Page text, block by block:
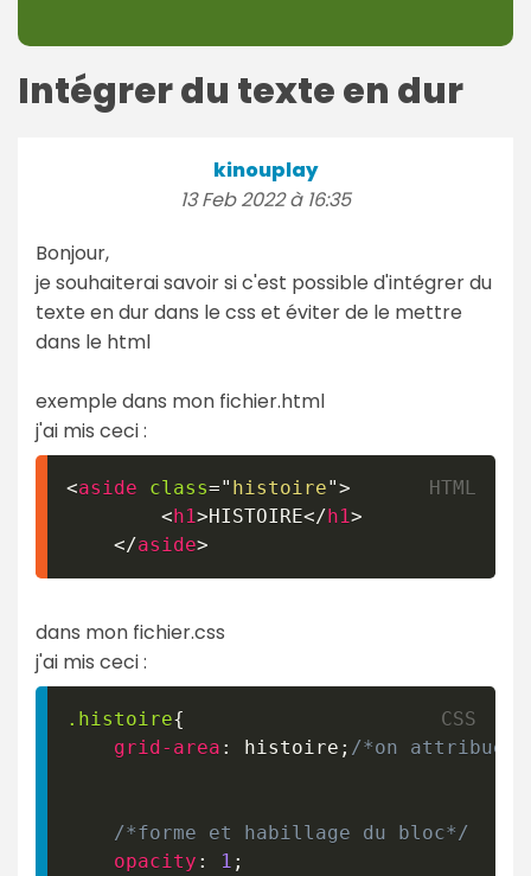
Intégrer du texte en dur
kinouplay
13 Feb 2022 à 16:35
Bonjour,
je souhaiterai savoir si c'est possible d'intégrer du
texte en dur dans le css et éviter de le mettre
dans le html
exemple dans mon fichier.html
j'ai mis ceci :
<aside class=" histoire">
<h1>HISTOIRE</h1>
</aside>
dans mon fichier.css
j'ai mis ceci :
.histoire{
grid-area : histoire ; /*on attribue
/*forme et habillage du bloc*/
opacity : 1 ;